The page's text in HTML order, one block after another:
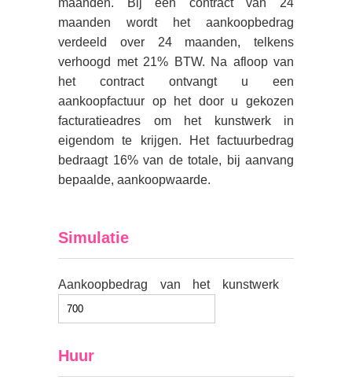
maanden. Bij een contract van 24
maanden wordt het aankoopbedrag
verdeeld over 24 maanden, telkens
verhoogd met 21% BTW. Na afloop van
het contract ontvangt u een
aankoopfactuur op het door u gekozen
facturatieadres om het kunstwerk in
eigendom te krijgen. Het factuurbedrag
bedraagt 16% van de totale, bij aanvang
bepaalde, aankoopwaarde.
Simulatie
Aankoopbedrag van het kunstwerk
Huur